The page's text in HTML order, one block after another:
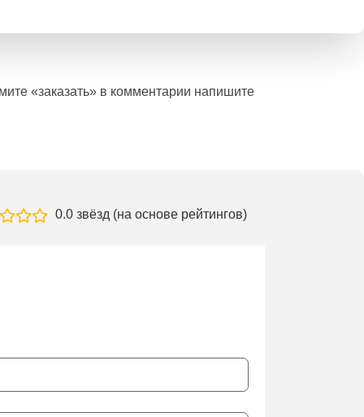
«заказать» в комментарии напишите
0.0 звёзд (на основе рейтингов)